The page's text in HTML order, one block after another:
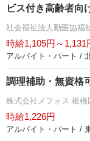
ビス付き高齢者向
社会福祉法人勤医協福
時給1,105円～1,131
アルバイト・パート /
調理補助・無資格
株式会社メフォス 板
時給1,226円
アルバイト・パート /